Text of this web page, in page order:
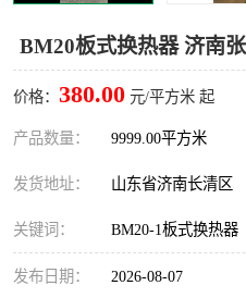
BM20板式换热器 济南
价格： 380.00 元/平方米 起
产品数量： 9999.00平方米
发货地址： 山东省济南长清区
关键词： BM20-1板式换热器
发布日期： 2026-08-07